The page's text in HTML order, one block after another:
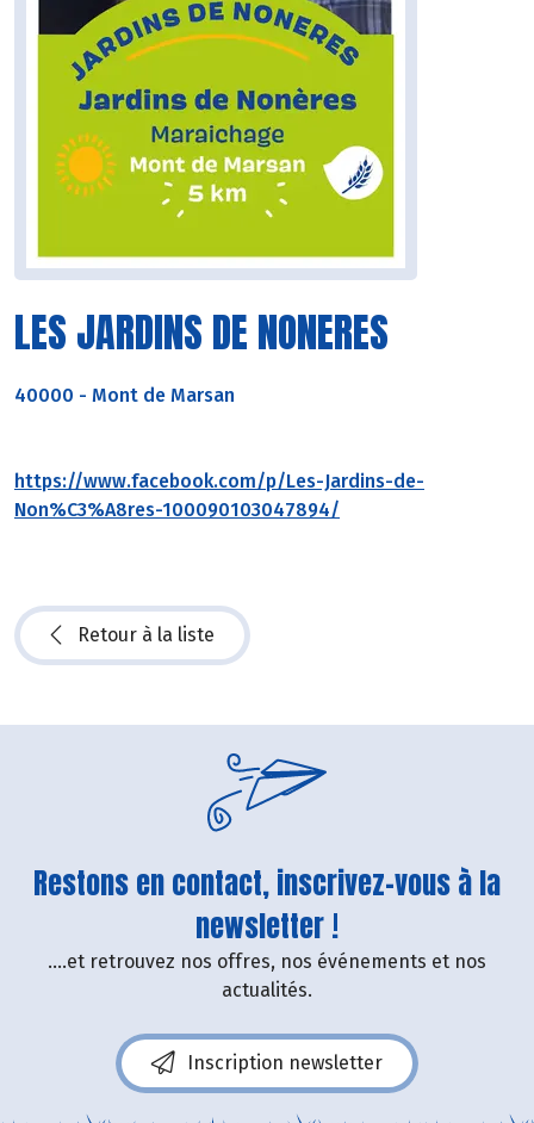
LES JARDINS DE NONERES
40000 - Mont de Marsan
https://www.facebook.com/p/Les-Jardins-de-
Non%C3%A8res-100090103047894/
Retour à la liste
Restons en contact, inscrivez-vous à la
newsletter !
....et retrouvez nos offres, nos événements et nos
actualités.
Inscription newsletter